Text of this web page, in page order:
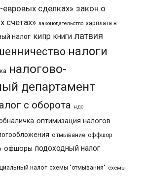
сделках» закон о
счетах» законодательство зарплата в
налог кипр книги латвия
налоги
налогово-
департамент
с оборота ндс
оптимизация налогов
отмывание оффшор
офшоры подоходный налог
налог схемы "отмывания" схемы